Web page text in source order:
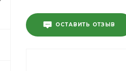
ОСТАВИТЬ ОТЗЫВ